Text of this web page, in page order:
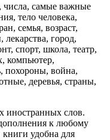
числа, самые важные
тело человека,
семья, возраст,
лекарства, город,
спорт, школа, театр,
компьютер,
похороны, война,
деревья, страны,
иностранных слов.
к любому
удобна для